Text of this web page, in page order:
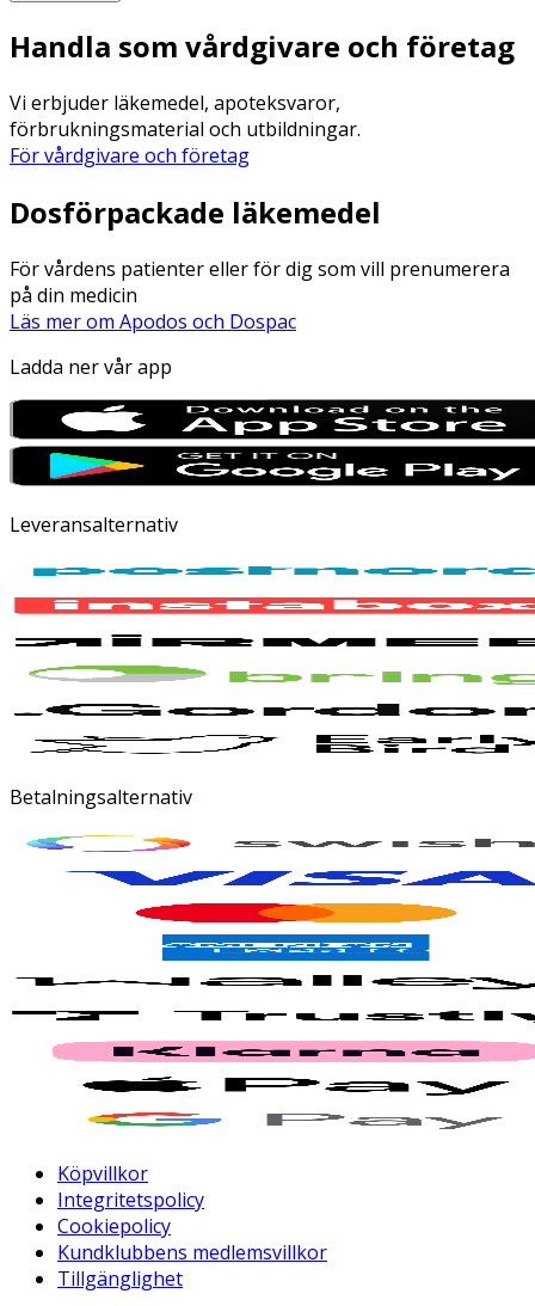
Handla som vårdgivare och företag
Vi erbjuder läkemedel, apoteksvaror,
förbrukningsmaterial och utbildningar.
För vårdgivare och företag
Dosförpackade läkemedel
För vårdens patienter eller för dig som vill prenumerera
på din medicin
Läs mer om Apodos och Dospac
Ladda ner vår app
Leveransalternativ
Betalningsalternativ
Köpvillkor
Integritetspolicy
Cookiepolicy
Kundklubbens medlemsvillkor
Tillgänglighet